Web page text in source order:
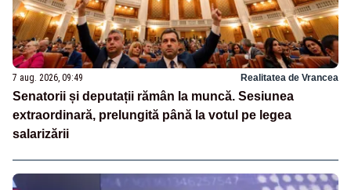
7 aug. 2026, 09:49 Realitatea de Vrancea
Senatorii și deputații rămân la muncă. Sesiunea
extraordinară, prelungită până la votul pe legea
salarizării